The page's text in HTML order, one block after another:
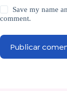
Save my name
comment.
Publicar